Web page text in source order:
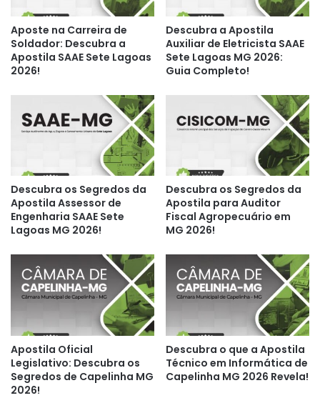
Aposte na Carreira de
Soldador: Descubra a
Apostila SAAE Sete Lagoas
2026!
Descubra a Apostila
Auxiliar de Eletricista SAAE
Sete Lagoas MG 2026:
Guia Completo!
Descubra os Segredos da
Apostila Assessor de
Engenharia SAAE Sete
Lagoas MG 2026!
Descubra os Segredos da
Apostila para Auditor
Fiscal Agropecuário em
MG 2026!
Apostila Oficial
Legislativo: Descubra os
Segredos de Capelinha MG
2026!
Descubra o que a Apostila
Técnico em Informática de
Capelinha MG 2026 Revela!